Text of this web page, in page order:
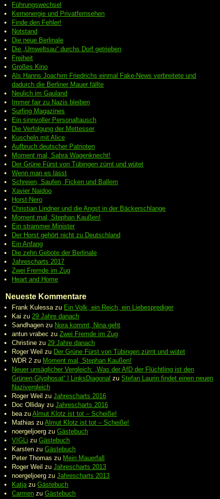
Führungswechsel
Kernenergie und Privatfernsehen
Finde den Fehler!
Notstand
Die neue Berlinale
Die „Umweltsau“ durchs Dorf getrieben
Freiheit
Großes Kino
Als Hanns Joachim Friedrichs einmal Fake-News verbreitete und
dadurch die Berliner Mauer fällte
Neulich im Gauland
Immer fair zu Nazis bleiben
Surfing Magazines
Ein sinnvoller Personaltausch
Die Verfolgung der Mettesser
Kuscheln mit Alice
Aufbruch deutscher Patrioten
Moment mal, Sahra Wagenknecht!
Der Grüne Fürst von Tübingen zürnt und wütet
Wenn man es lässt
Schreien, Saufen, Ficken und Ballern
Xavier Naidoo
Horst-Nero
Christian Lindner und die Angst in der Bäckerschlange
Moment mal, Stephan Kaußen!
Ein strammer Minister
Der Horst gehört nicht zu Deutschland
Ein Anfang
Die zehn Gebote der Berlinale
Jahrescharts 2017
Zwei Fremde im Zug
Heart and Home
Neueste Kommentare
Frank Kulessa zu Ein Volk, ein Reich, ein Liebesprediger
Kai zu 29 Jahre danach
Sandhagen zu Nora kommt, Nina geht
antun vrabec zuZwei Fremde im Zug
Christine zu 29 Jahre danach
Roger Weil zu Der Grüne Fürst von Tübingen zürnt und wütet
WDR 2 zu Moment mal, Stephan Kaußen!
Neuer unsäglicher Vergleich: „Was der AfD der Flüchtling ist den
Grünen Glyphosat“ | LinksDiagonal zuStefan Laurin findet einen neuen
Nazivergleich
Roger Weil zuJahrescharts 2016
Doc Olliday zuJahrescharts 2016
bea zuAlmut Klotz ist tot – Scheiße!
Mathias zuAlmut Klotz ist tot – Scheiße!
noergeljoerg zuGästebuch
VIGLi zuGästebuch
Karsten zuGästebuch
Peter Thomas zu Mein Mauerfall
Roger Weil zuJahrescharts 2013
noergeljoerg zuJahrescharts 2013
Katja zuGästebuch
Carmen zuGästebuch